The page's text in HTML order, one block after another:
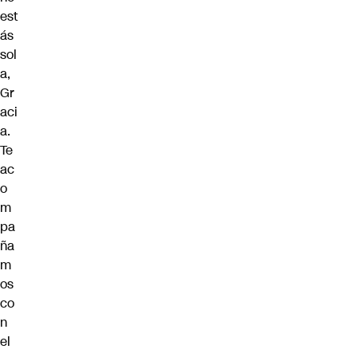
est
ás
sol
a,
Gr
aci
a.
Te
ac
o
m
pa
ña
m
os
co
n
el